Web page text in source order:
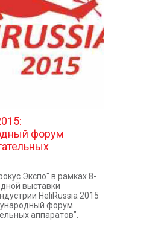
форум
Экспо" в рамках 8-
выставки
HeliRussia 2015
форум
аппаратов".